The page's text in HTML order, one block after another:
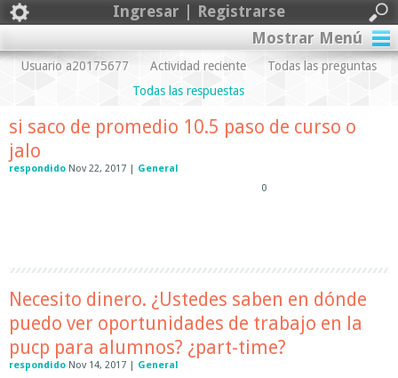
Ingresar | Registrarse
Mostrar Menú
Usuario a20175677 Actividad reciente
Todas las preguntas
Todas las respuestas
si saco de promedio 10.5 paso de curso o
jalo
respondido Nov 22, 2017 | General
0
Necesito dinero. ¿Ustedes saben en dónde
puedo ver oportunidades de trabajo en la
pucp para alumnos? ¿part-time?
respondido Nov 14, 2017 | General